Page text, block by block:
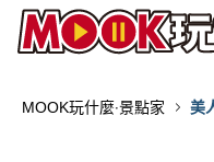
MOOK玩什麼‧景點家
美